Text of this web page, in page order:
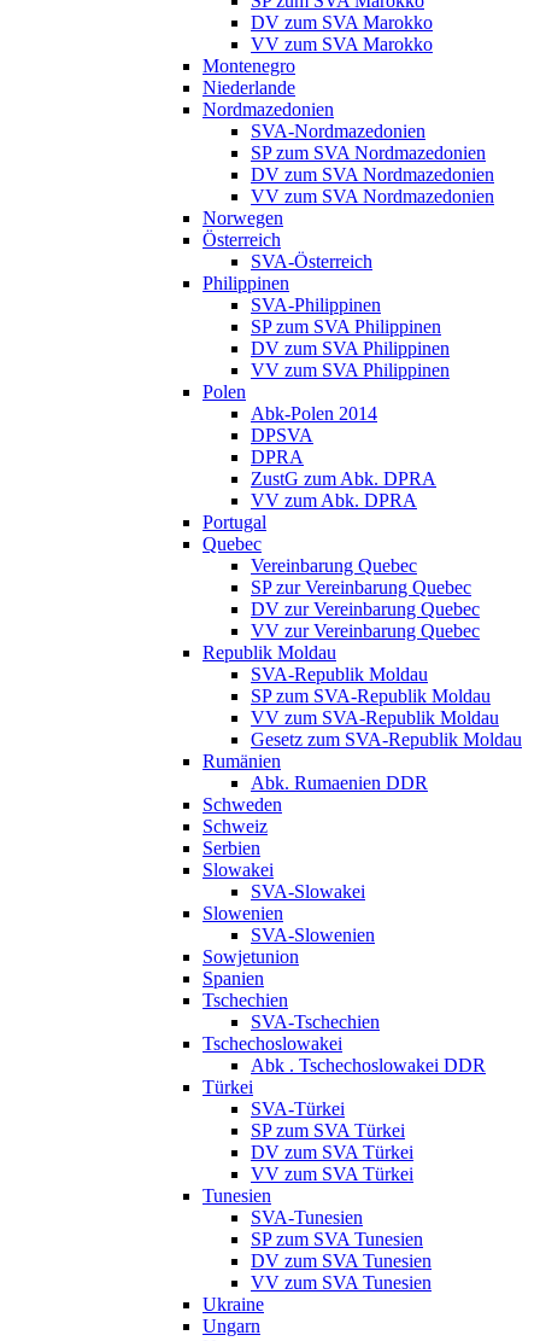
DV zum SVA Marokko
VV zum SVA Marokko
Montenegro
Niederlande
Nordmazedonien
SVA-Nordmazedonien
SP zum SVA Nordmazedonien
DV zum SVA Nordmazedonien
VV zum SVA Nordmazedonien
Norwegen
Österreich
SVA-Österreich
Philippinen
SVA-Philippinen
SP zum SVA Philippinen
DV zum SVA Philippinen
VV zum SVA Philippinen
Polen
Abk-Polen 2014
DPSVA
DPRA
ZustG zum Abk. DPRA
VV zum Abk. DPRA
Portugal
Quebec
Vereinbarung Quebec
SP zur Vereinbarung Quebec
DV zur Vereinbarung Quebec
VV zur Vereinbarung Quebec
Republik Moldau
SVA-Republik Moldau
SP zum SVA-Republik Moldau
VV zum SVA-Republik Moldau
Gesetz zum SVA-Republik Moldau
Rumänien
Abk. Rumaenien DDR
Schweden
Schweiz
Serbien
Slowakei
SVA-Slowakei
Slowenien
SVA-Slowenien
Sowjetunion
Spanien
Tschechien
SVA-Tschechien
Tschechoslowakei
Abk . Tschechoslowakei DDR
Türkei
SVA-Türkei
SP zum SVA Türkei
DV zum SVA Türkei
VV zum SVA Türkei
Tunesien
SVA-Tunesien
SP zum SVA Tunesien
DV zum SVA Tunesien
VV zum SVA Tunesien
Ukraine
Ungarn